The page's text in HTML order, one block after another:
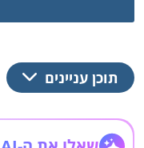
תוכן עניינים